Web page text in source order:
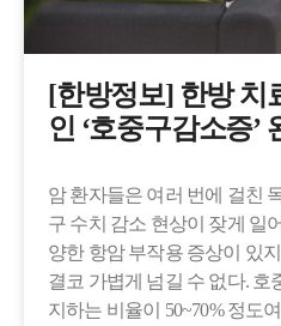
​[한방정보] 한방 치
인 ‘호중구감소증’
암 환자들은 여러 번에 걸친
구 수치 감소 현상이 잦게 일
양한 항암 부작용 증상이 있
결코 가볍게 넘길 수 없다.
지하는 비율이 50~70% 정도